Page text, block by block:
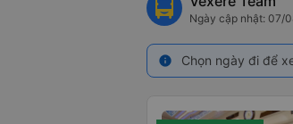
Ngày cập nhật: 07/
info Chọn ngày đi để